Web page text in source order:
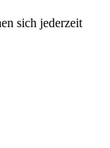
sich jederzeit